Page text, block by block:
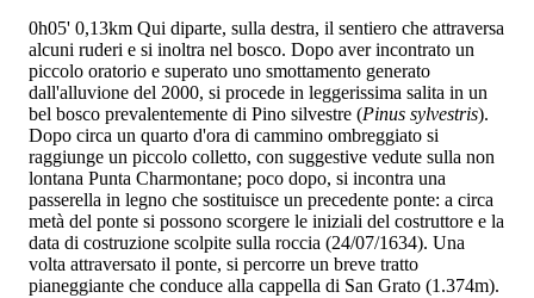
0h05' 0,13km Qui diparte, sulla destra, il sentiero che attraversa
alcuni ruderi e si inoltra nel bosco. Dopo aver incontrato un
piccolo oratorio e superato uno smottamento generato
dall'alluvione del 2000, si procede in leggerissima salita in un
bel bosco prevalentemente di Pino silvestre (Pinus sylvestris).
Dopo circa un quarto d'ora di cammino ombreggiato si
raggiunge un piccolo colletto, con suggestive vedute sulla non
lontana Punta Charmontane; poco dopo, si incontra una
passerella in legno che sostituisce un precedente ponte: a circa
metà del ponte si possono scorgere le iniziali del costruttore e la
data di costruzione scolpite sulla roccia (24/07/1634). Una
volta attraversato il ponte, si percorre un breve tratto
pianeggiante che conduce alla cappella di San Grato (1.374m).